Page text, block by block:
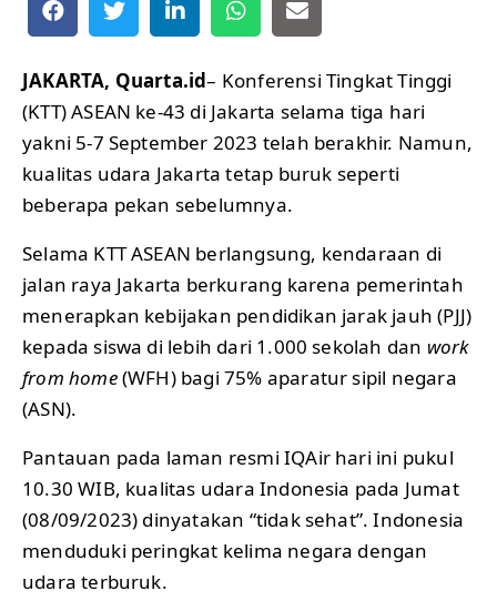
JAKARTA, Quarta.id– Konferensi Tingkat Tinggi
(KTT) ASEAN ke-43 di Jakarta selama tiga hari
yakni 5-7 September 2023 telah berakhir. Namun,
kualitas udara Jakarta tetap buruk seperti
beberapa pekan sebelumnya.
Selama KTT ASEAN berlangsung, kendaraan di
jalan raya Jakarta berkurang karena pemerintah
menerapkan kebijakan pendidikan jarak jauh (PJJ)
kepada siswa di lebih dari 1.000 sekolah dan work
from home(WFH) bagi 75% aparatur sipil negara
(ASN).
Pantauan pada laman resmi IQAir hari ini pukul
10.30 WIB, kualitas udara Indonesia pada Jumat
(08/09/2023) dinyatakan “tidak sehat”. Indonesia
menduduki peringkat kelima negara dengan
udara terburuk.